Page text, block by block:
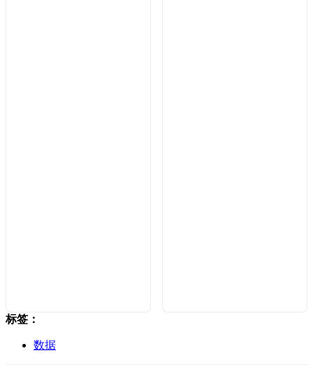
标签：
数据